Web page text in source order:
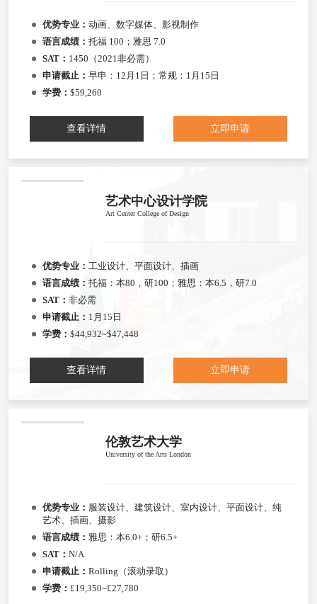
优势专业： 动画、数字媒体、影视制作
语言成绩： 托福 100；雅思 7.0
SAT： 1450（2021非必需）
申请截止： 早申：12月1日；常规：1月15日
学费： $59,260
查看详情 立即申请
艺术中心设计学院
Art Center College of Design
优势专业： 工业设计、平面设计、插画
语言成绩： 托福：本80，研100；雅思：本6.5，研7.0
SAT： 非必需
申请截止： 1月15日
学费： $44,932~$47,448
查看详情 立即申请
伦敦艺术大学
University of the Arts London
优势专业： 服装设计、建筑设计、室内设计、平面设计、纯
艺术、插画、摄影
语言成绩： 雅思：本6.0+；研6.5+
SAT： N/A
申请截止： Rolling（滚动录取）
学费： £19,350~£27,780